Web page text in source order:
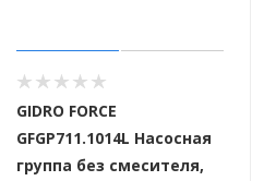
GIDRO FORCE
GFGP711.1014L Насосная
группа без смесителя,